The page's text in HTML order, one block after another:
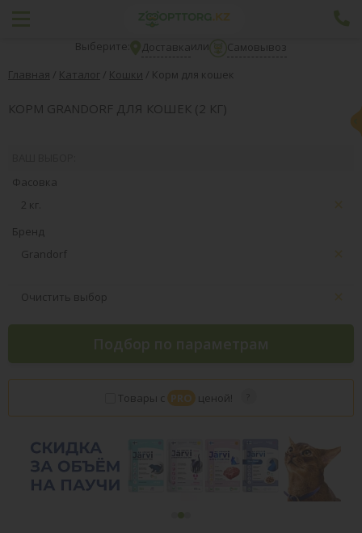
Выберите: Доставкаили
Самовывоз
Главная / Каталог / Кошки / Корм для кошек
КОРМ GRANDORF ДЛЯ КОШЕК (2 КГ)
Фасовка
2 кг.
Бренд
Grandorf
Очистить выбор
Подбор по параметрам
Товары с PRO ценой!